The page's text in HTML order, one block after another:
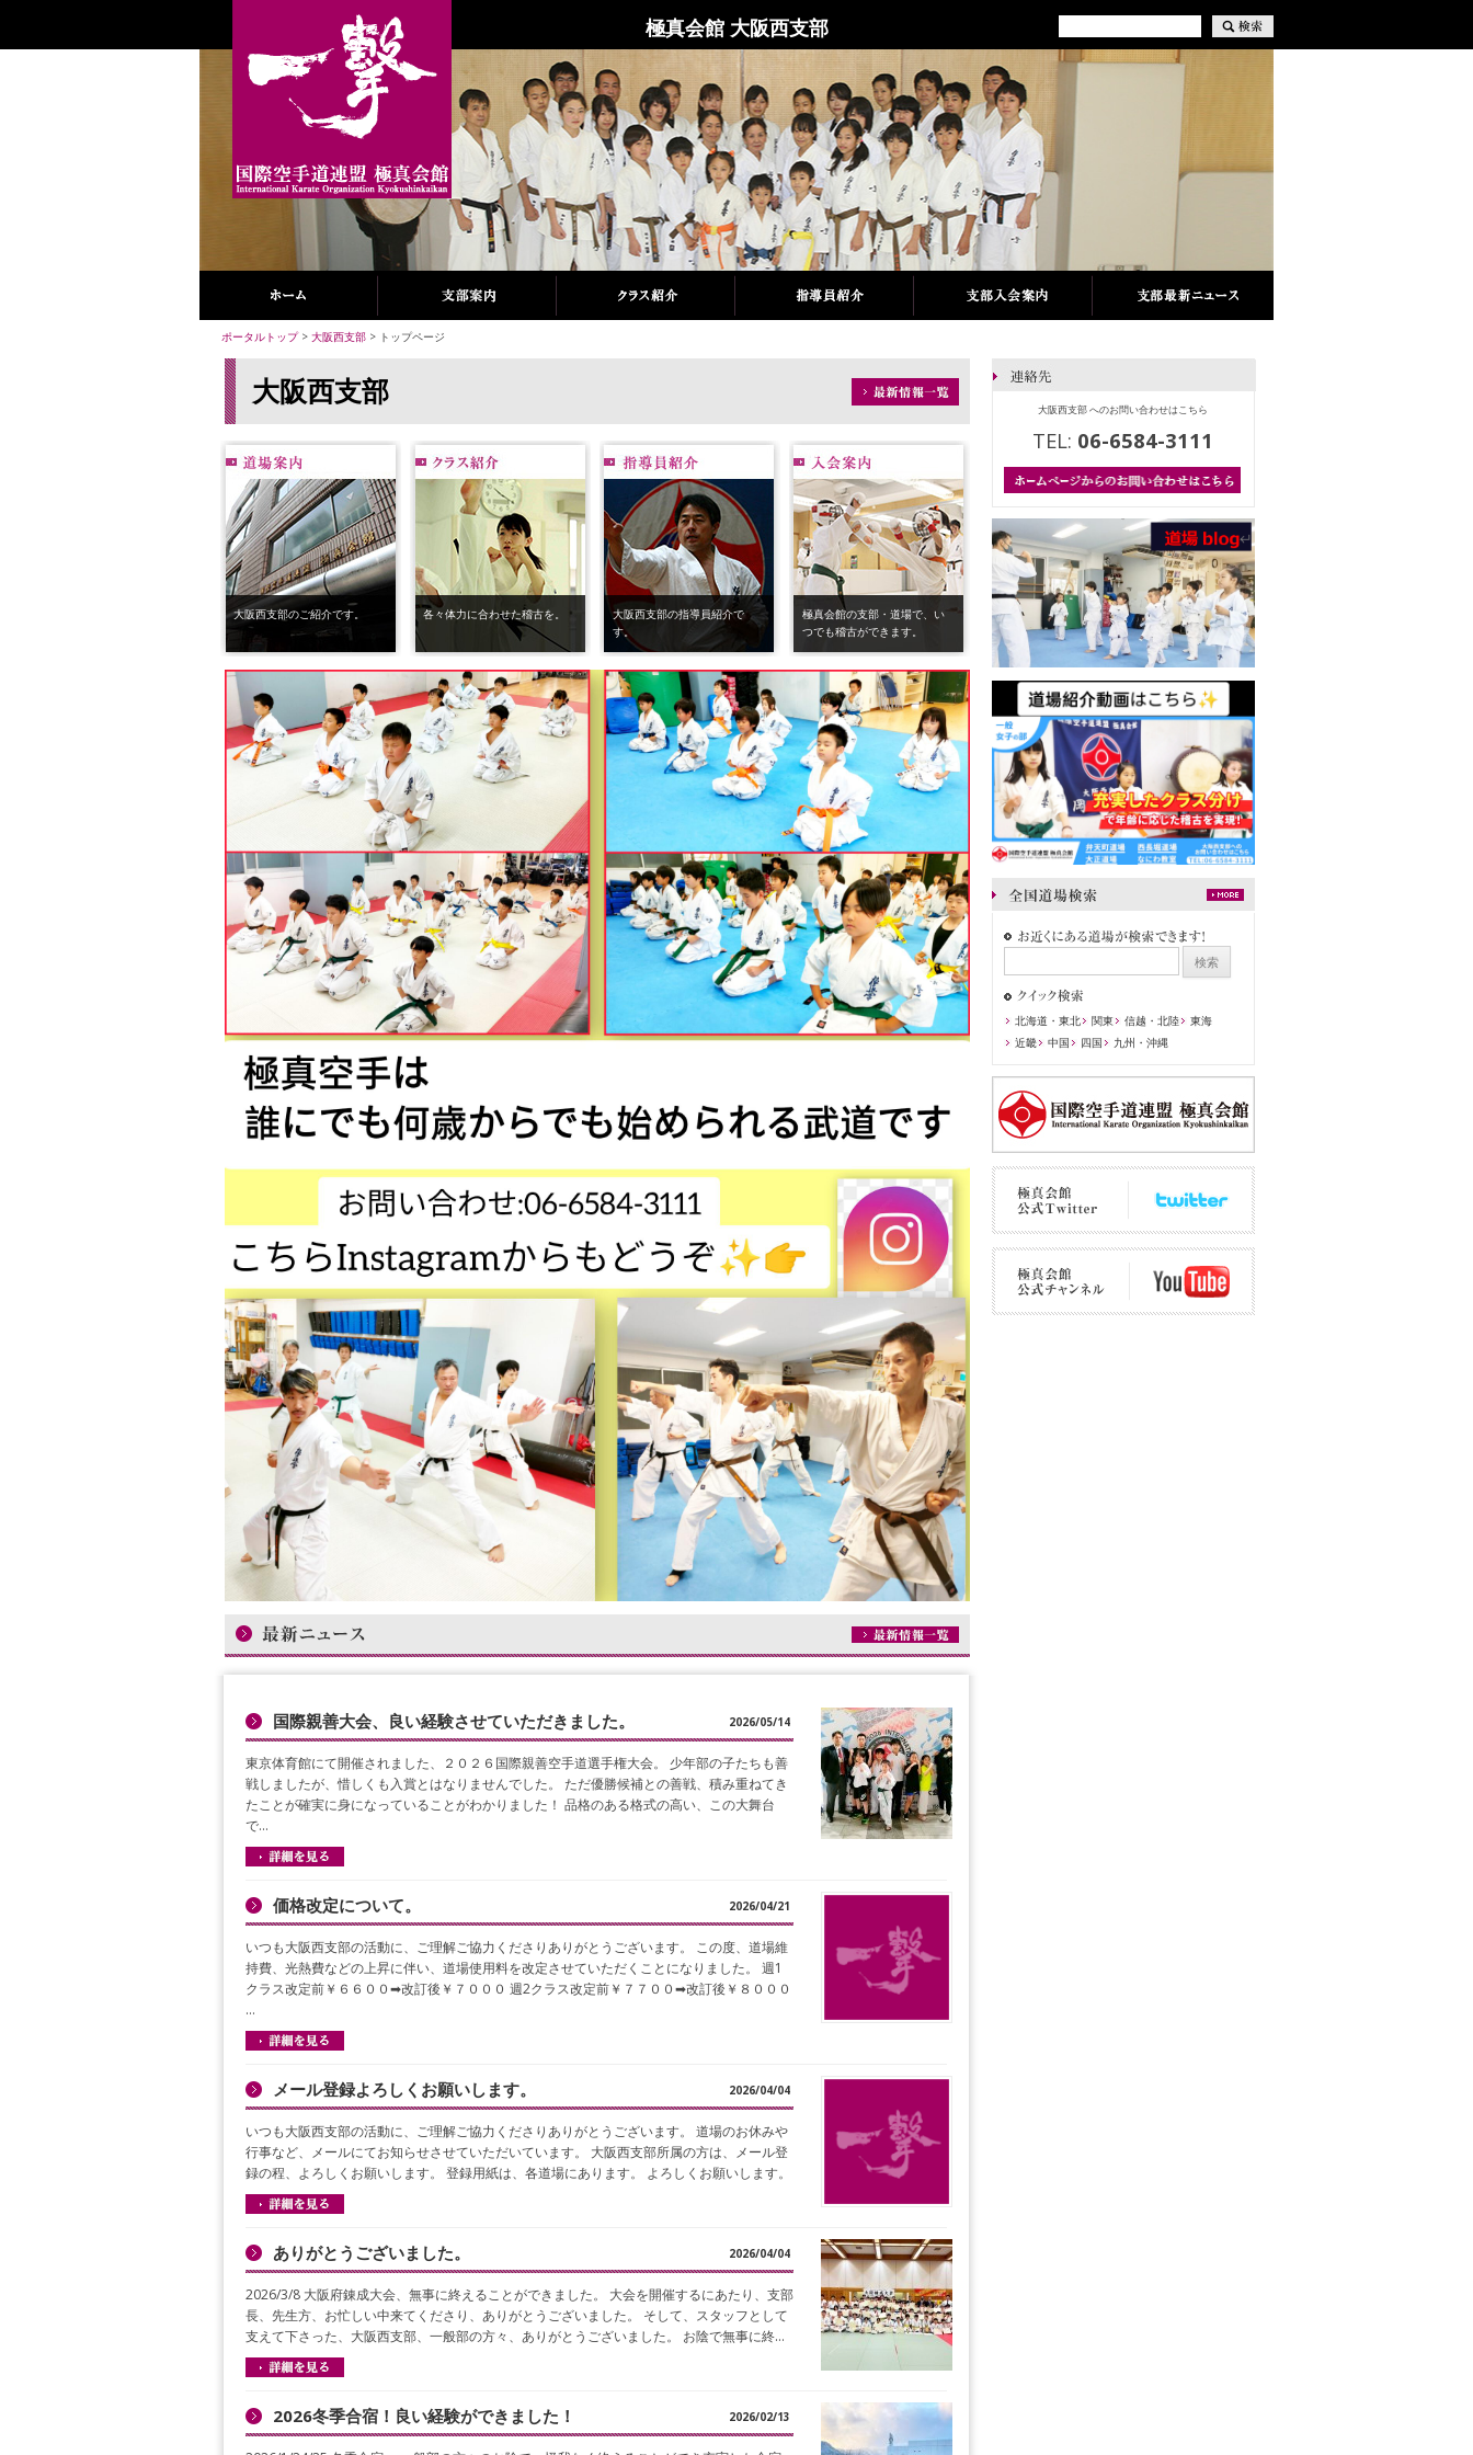
極真会館 大阪西支部
ポータルトップ> 大阪西支部 > トップページ
大阪西支部
大阪西支部のご紹介です。 各々体力に合わせた稽古を。
大阪西支部の指導員紹介で
す。
極真会館の支部・道場で、い
つでも稽古ができます。
国際親善大会、良い経験させていただきました。 2026/05/14
東京体育館にて開催されました、２０２６国際親善空手道選手権大会。 少年部の子たちも善
戦しましたが、惜しくも入賞とはなりませんでした。 ただ優勝候補との善戦、積み重ねてき
たことが確実に身になっていることがわかりました！ 品格のある格式の高い、この大舞台
で…
価格改定について。 2026/04/21
いつも大阪西支部の活動に、ご理解ご協力くださりありがとうございます。 この度、道場維
持費、光熱費などの上昇に伴い、道場使用料を改定させていただくことになりました。 週1
クラス改定前￥６６００➡改訂後￥７０００ 週2クラス改定前￥７７００➡改訂後￥８０００
…
メール登録よろしくお願いします。 2026/04/04
いつも大阪西支部の活動に、ご理解ご協力くださりありがとうございます。 道場のお休みや
行事など、メールにてお知らせさせていただいています。 大阪西支部所属の方は、メール登
録の程、よろしくお願いします。 登録用紙は、各道場にあります。 よろしくお願いします。
ありがとうございました。 2026/04/04
2026/3/8 大阪府錬成大会、無事に終えることができました。 大会を開催するにあたり、支部
長、先生方、お忙しい中来てくださり、ありがとうございました。 そして、スタッフとして
支えて下さった、大阪西支部、一般部の方々、ありがとうございました。 お陰で無事に終…
2026冬季合宿！良い経験ができました！ 2026/02/13
大阪西支部 へのお問い合わせはこちら
TEL: 06-6584-3111
北海道・東北 関東 信越・北陸
東海
近畿
中国 四国 九州・沖縄